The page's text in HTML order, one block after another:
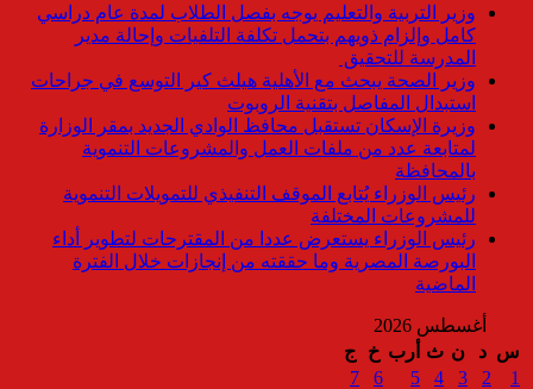
وزير التربية والتعليم يوجه بفصل الطلاب لمدة عام دراسي
كامل وإلزام ذويهم بتحمل تكلفة التلفيات وإحالة مدير
المدرسة للتحقيق
وزير الصحة يبحث مع الأهلية هيلث كير التوسع في جراحات
استبدال المفاصل بتقنية الروبوت
وزيرة الإسكان تستقبل محافظ الوادي الجديد بمقر الوزارة
لمتابعة عدد من ملفات العمل والمشروعات التنموية
بالمحافظة
رئيس الوزراء يُتابع الموقف التنفيذي للتمويلات التنموية
للمشروعات المختلفة
رئيس الوزراء يستعرض عددا من المقترحات لتطوير أداء
البورصة المصرية وما حققته من إنجازات خلال الفترة
الماضية
أغسطس 2026
س د ن ث أرب خ
ج
1
2
3
4
5
6
7